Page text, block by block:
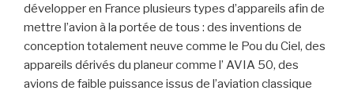
développer en France plusieurs types d’appareils afin de
mettre l’avion à la portée de tous : des inventions de
conception totalement neuve comme le Pou du Ciel, des
appareils dérivés du planeur comme l’ AVIA 50, des
avions de faible puissance issus de l’aviation classique